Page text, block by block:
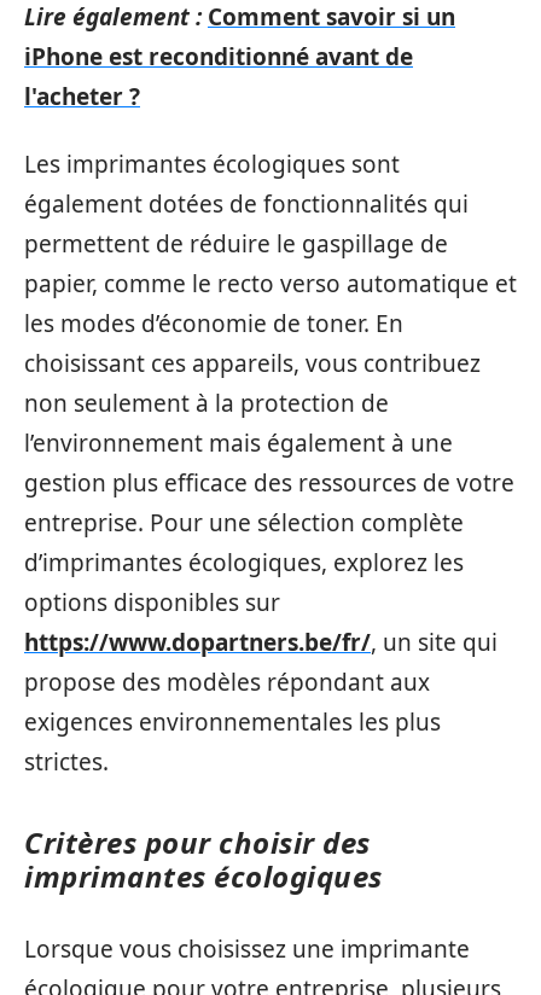
Lire également : Comment savoir si un
iPhone est reconditionné avant de
l'acheter ?
Les imprimantes écologiques sont
également dotées de fonctionnalités qui
permettent de réduire le gaspillage de
papier, comme le recto verso automatique et
les modes d’économie de toner. En
choisissant ces appareils, vous contribuez
non seulement à la protection de
l’environnement mais également à une
gestion plus efficace des ressources de votre
entreprise. Pour une sélection complète
d’imprimantes écologiques, explorez les
options disponibles sur
https://www.dopartners.be/fr/, un site qui
propose des modèles répondant aux
exigences environnementales les plus
strictes.
Critères pour choisir des
imprimantes écologiques
Lorsque vous choisissez une imprimante